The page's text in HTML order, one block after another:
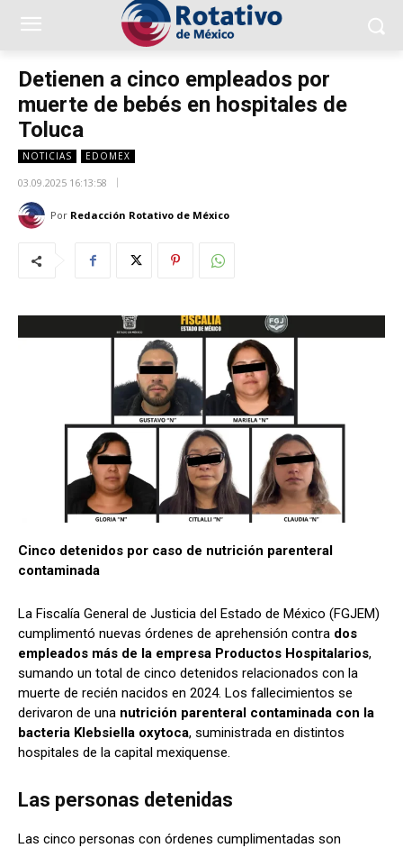
Detienen a cinco empleados por
muerte de bebés en hospitales de
Toluca
NOTICIAS EDOMEX
03.09.2025 16:13:58
Por Redacción Rotativo de México
Cinco detenidos por caso de nutrición parenteral
contaminada
La Fiscalía General de Justicia del Estado de México (FGJEM)
cumplimentó nuevas órdenes de aprehensión contra dos
empleados más de la empresa Productos Hospitalarios,
sumando un total de cinco detenidos relacionados con la
muerte de recién nacidos en 2024. Los fallecimientos se
derivaron de una nutrición parenteral contaminada con la
bacteria Klebsiella oxytoca, suministrada en distintos
hospitales de la capital mexiquense.
Las personas detenidas
Las cinco personas con órdenes cumplimentadas son